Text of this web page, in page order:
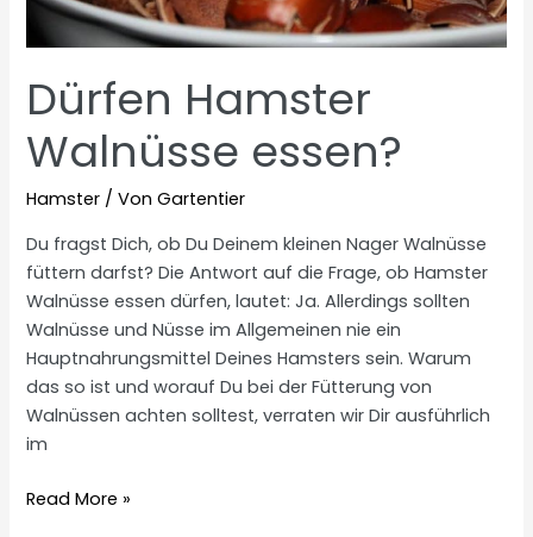
Dürfen Hamster
Walnüsse essen?
Hamster / VonGartentier
Du fragst Dich, ob Du Deinem kleinen Nager Walnüsse
füttern darfst? Die Antwort auf die Frage, ob Hamster
Walnüsse essen dürfen, lautet: Ja. Allerdings sollten
Walnüsse und Nüsse im Allgemeinen nie ein
Hauptnahrungsmittel Deines Hamsters sein. Warum
das so ist und worauf Du bei der Fütterung von
Walnüssen achten solltest, verraten wir Dir ausführlich
im
Dürfen
Read More »